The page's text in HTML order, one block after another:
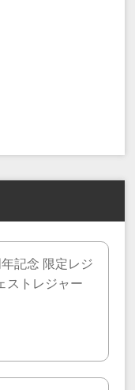
記念 限定レジ
ストレジャー